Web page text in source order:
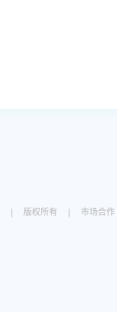
| 版权所有 | 市场合作